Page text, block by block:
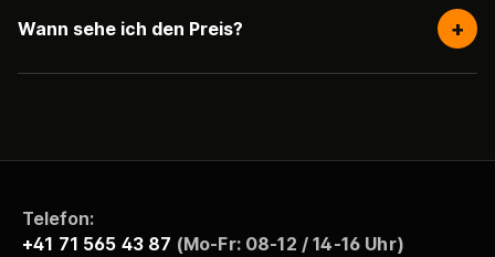
Wann sehe ich den Preis? +
Telefon:
+41 71 565 43 87 (Mo-Fr: 08-12 / 14-16 Uhr)